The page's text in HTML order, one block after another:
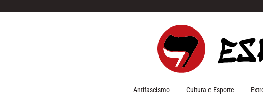
Antifascismo Cultura e Esporte